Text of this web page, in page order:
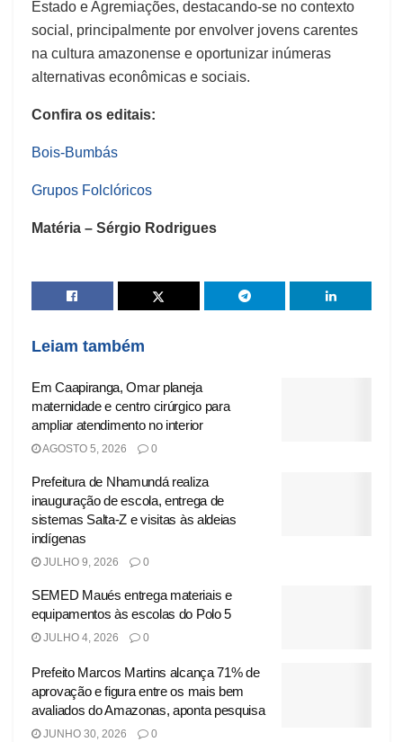
Estado e Agremiações, destacando-se no contexto
social, principalmente por envolver jovens carentes
na cultura amazonense e oportunizar inúmeras
alternativas econômicas e sociais.
Confira os editais:
Bois-Bumbás
Grupos Folclóricos
Matéria – Sérgio Rodrigues
Leiam também
Em Caapiranga, Omar planeja
maternidade e centro cirúrgico para
ampliar atendimento no interior
AGOSTO 5, 2026 0
Prefeitura de Nhamundá realiza
inauguração de escola, entrega de
sistemas Salta-Z e visitas às aldeias
indígenas
JULHO 9, 2026 0
SEMED Maués entrega materiais e
equipamentos às escolas do Polo 5
JULHO 4, 2026 0
Prefeito Marcos Martins alcança 71% de
aprovação e figura entre os mais bem
avaliados do Amazonas, aponta pesquisa
JUNHO 30, 2026 0